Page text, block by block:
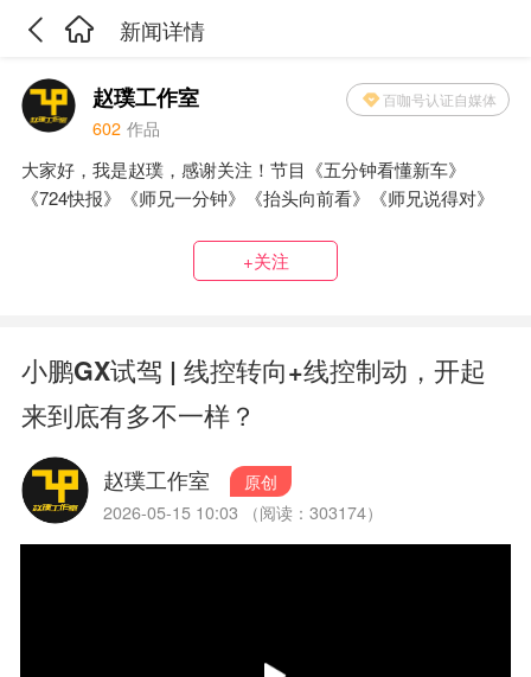
新闻详情
赵璞工作室 百咖号认证自媒体
602 作品
大家好，我是赵璞，感谢关注！节目《五分钟看懂新车》
《724快报》《师兄一分钟》《抬头向前看》《师兄说得对》
+关注
小鹏GX试驾 | 线控转向+线控制动，开起
来到底有多不一样？
赵璞工作室
原创
2026-05-15 10:03 （阅读：303174）